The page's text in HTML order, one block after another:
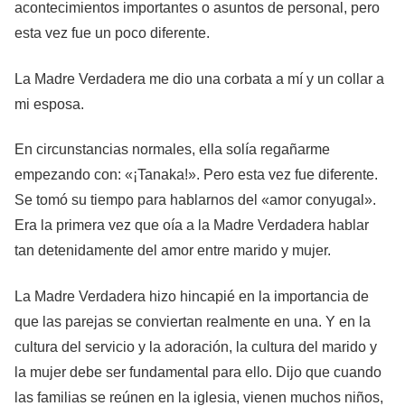
acontecimientos importantes o asuntos de personal, pero
esta vez fue un poco diferente.
La Madre Verdadera me dio una corbata a mí y un collar a
mi esposa.
En circunstancias normales, ella solía regañarme
empezando con: «¡Tanaka!». Pero esta vez fue diferente.
Se tomó su tiempo para hablarnos del «amor conyugal».
Era la primera vez que oía a la Madre Verdadera hablar
tan detenidamente del amor entre marido y mujer.
La Madre Verdadera hizo hincapié en la importancia de
que las parejas se conviertan realmente en una. Y en la
cultura del servicio y la adoración, la cultura del marido y
la mujer debe ser fundamental para ello. Dijo que cuando
las familias se reúnen en la iglesia, vienen muchos niños,